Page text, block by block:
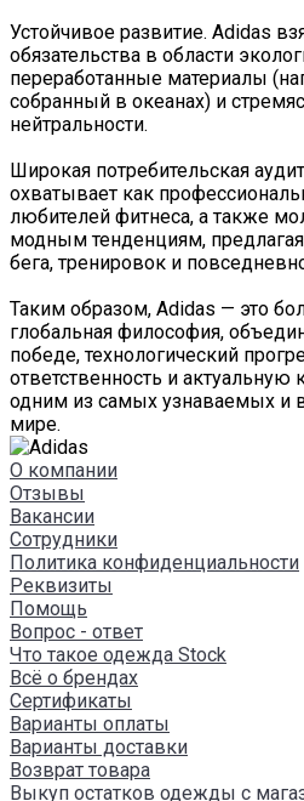
Устойчивое развитие. Adidas
обязательства в области
переработанные материалы
собранный в океанах) и
нейтральности.
Широкая потребительская
охватывает как
любителей фитнеса, а также
модным тенденциям,
бега, тренировок и
Таким образом, Adidas — это
глобальная философия,
победе, технологический
ответственность и актуальную
одним из самых узнаваемых и
мире.
О компании
Отзывы
Вакансии
Сотрудники
Политика конфиденциальности
Реквизиты
Помощь
Вопрос - ответ
Что такое одежда Stock
Всё о брендах
Сертификаты
Варианты оплаты
Варианты доставки
Возврат товара
Выкуп остатков одежды с